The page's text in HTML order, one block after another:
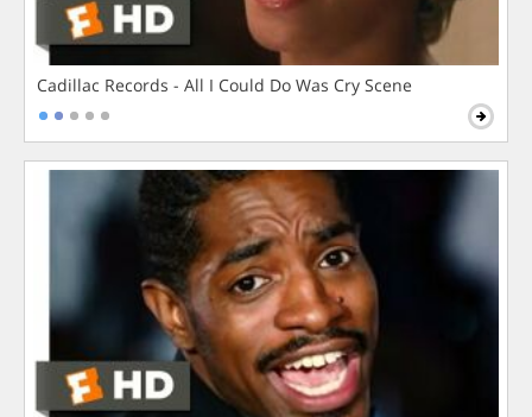
Cadillac Records - All I Could Do Was Cry Scene